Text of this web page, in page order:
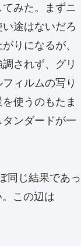
みた。まずニ
途はないだろ
りになるが、
されず、グリ
ィルムの写り
使うのもたま
ンダードが一
同じ結果であっ
この辺は